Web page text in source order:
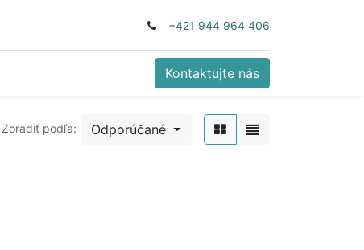
+421 944 964 406
Kontaktujte nás
Zoradiť podľa: Odporúčané